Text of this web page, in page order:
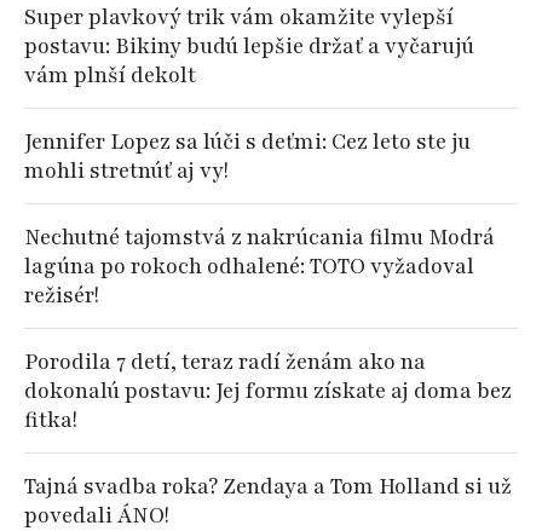
Super plavkový trik vám okamžite vylepší
postavu: Bikiny budú lepšie držať a vyčarujú
vám plnší dekolt
Jennifer Lopez sa lúči s deťmi: Cez leto ste ju
mohli stretnúť aj vy!
Nechutné tajomstvá z nakrúcania filmu Modrá
lagúna po rokoch odhalené: TOTO vyžadoval
režisér!
Porodila 7 detí, teraz radí ženám ako na
dokonalú postavu: Jej formu získate aj doma bez
fitka!
Tajná svadba roka? Zendaya a Tom Holland si už
povedali ÁNO!